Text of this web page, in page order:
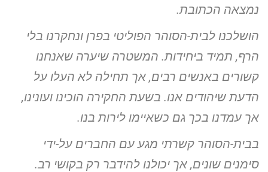
נמצאה הכתובת.
הושלכנו לבית-הסוהר הפוליטי בפרן ונחקרנו בלי
הרף, תמיד ביחידות. המשטרה שיערה שאנחנו
קשורים באנשים רבים, אך תחילה לא העלו על
הדעת שיהודים אנו. בשעת החקירה הוכינו ועונינו,
אך עמדנו בכך גם כשאיימו לירות בנו.
בבית-הסוהר קשרתי מגע עם החברים על-ידי
סימנים שונים, אך יכולנו להידבר רק בקושי רב.